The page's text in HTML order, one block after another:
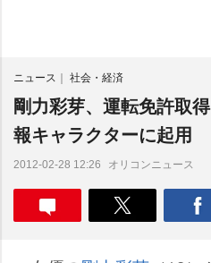
ニュース 社会・経済
剛力彩芽、運転免許取
報キャラクターに起用
2012-02-28 12:26 オリコンニュース